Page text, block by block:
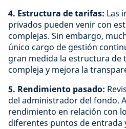
4. Estructura de tarifas: Las
privados pueden venir con
complejas. Sin embargo,
único cargo de gestión
gran medida la estructura de
compleja y mejora la
5. Rendimiento pasado:
del administrador del fondo.
rendimiento en relación con
diferentes puntos de entrada